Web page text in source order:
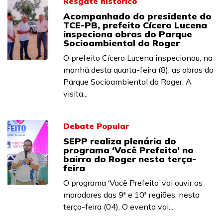
Acompanhado do presidente do
TCE-PB, prefeito Cícero Lucena
inspeciona obras do Parque
Socioambiental do Roger
O prefeito Cícero Lucena inspecionou, na
manhã desta quarta-feira (8), as obras do
Parque Socioambiental do Roger. A
visita...
Debate Popular
SEPP realiza plenária do
programa ‘Você Prefeito’ no
bairro do Roger nesta terça-
feira
O programa ‘Você Prefeito’ vai ouvir os
moradores das 9ª e 10ª regiões, nesta
terça-feira (04). O evento vai...